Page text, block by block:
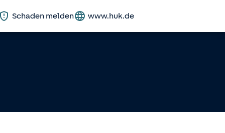
Schaden melden www.huk.de